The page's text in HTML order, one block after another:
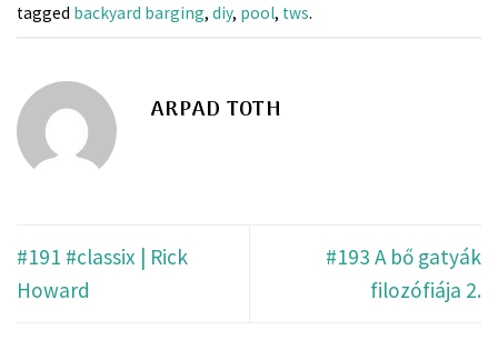
tagged backyard barging, diy, pool, tws.
ARPAD TOTH
#191 #classix | Rick
Howard
#193 A bő gatyák
filozófiája 2.